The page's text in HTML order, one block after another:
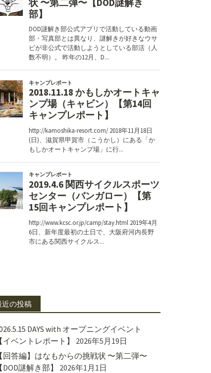
近の投稿
DAYS with オープニングイベント
【イベントレポート】
2026年5月19日
【回答編】はなもからの挑戦状 〜第二弾〜
【DOD謎解き部】
2026年1月1日